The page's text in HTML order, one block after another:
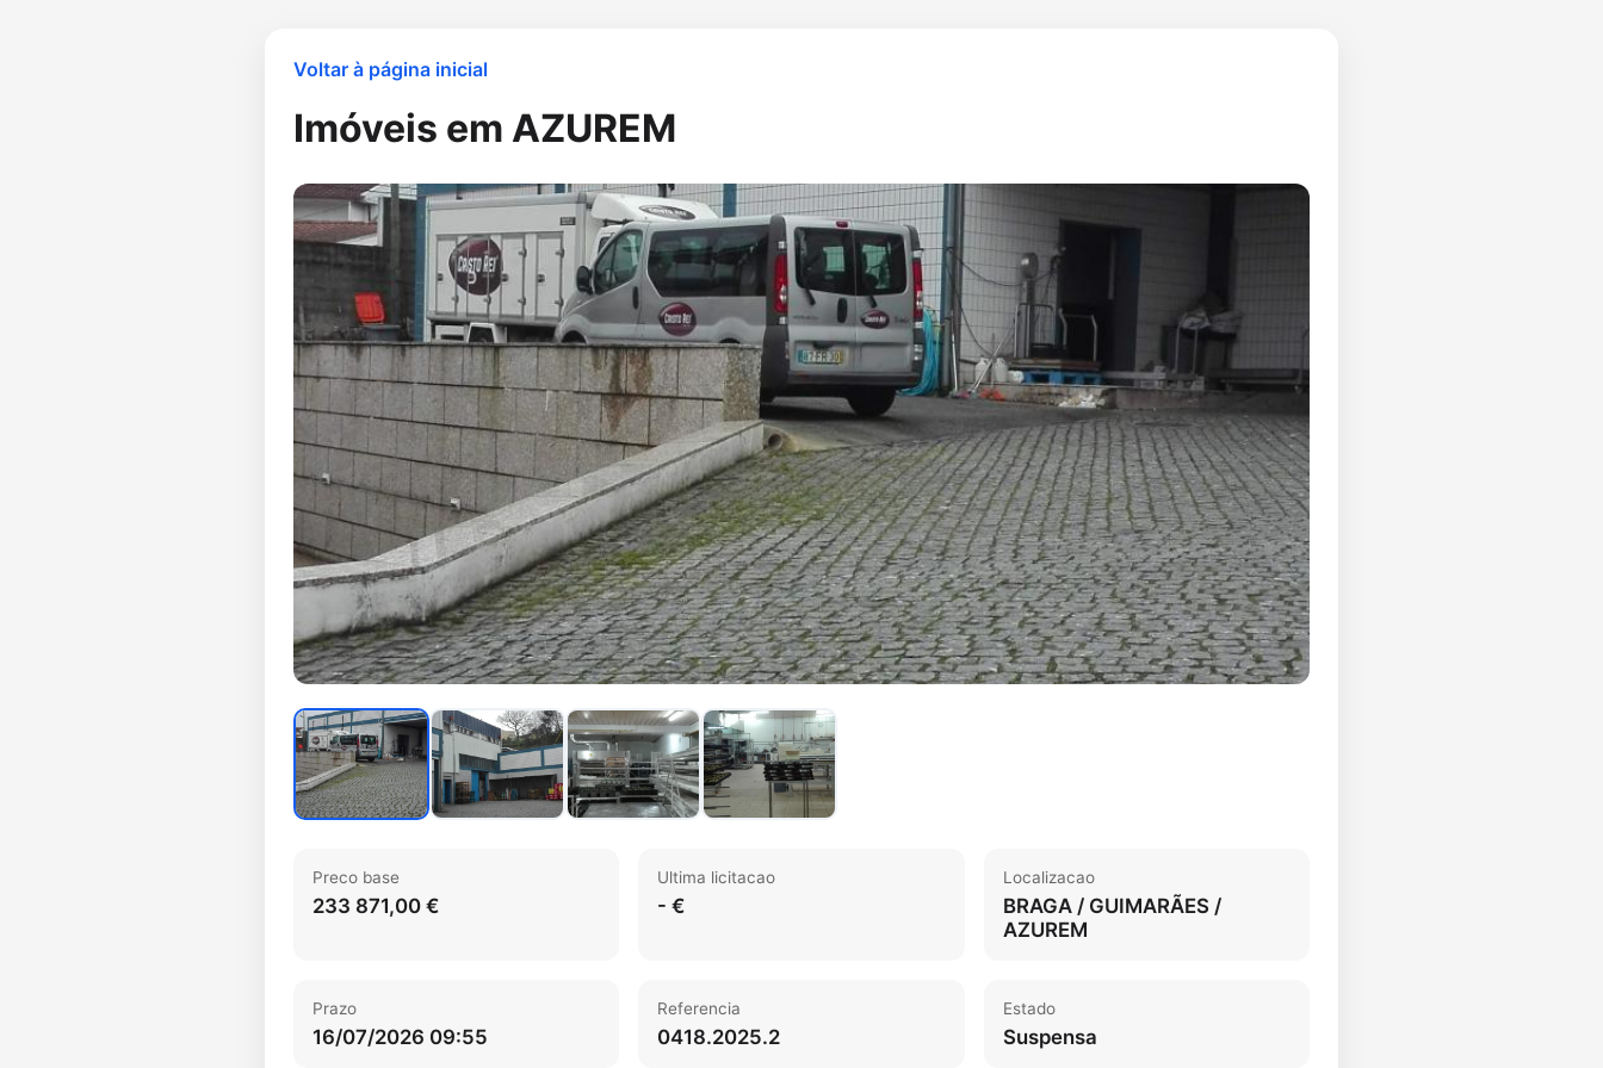
Voltar à página inicial
Imóveis em AZUREM
Preco base
233 871,00 €
Ultima licitacao
- €
Localizacao
BRAGA / GUIMARÃES /
AZUREM
Prazo
16/07/2026 09:55
Referencia
0418.2025.2
Estado
Suspensa